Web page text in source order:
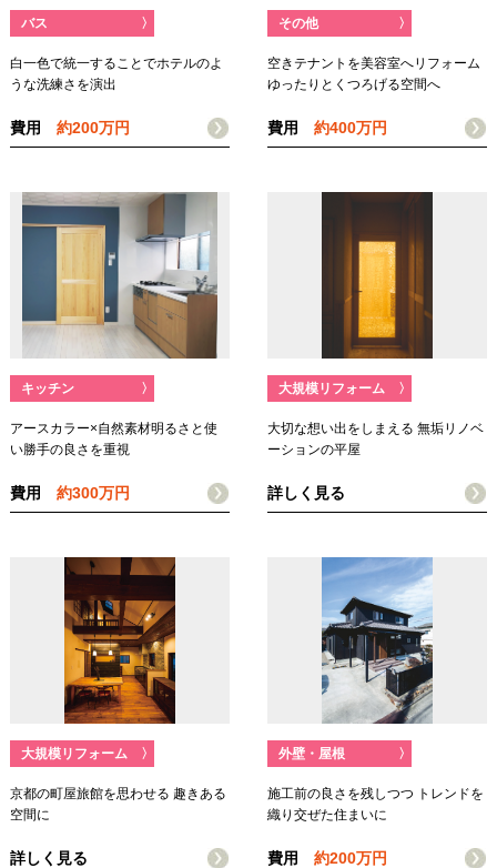
バス 〉
白一色で統一することでホテルのよ
うな洗練さを演出
費用 約200万円
その他 〉
空きテナントを美容室へリフォーム
ゆったりとくつろげる空間へ
費用約400万円
キッチン 〉
アースカラー×自然素材明るさと使
い勝手の良さを重視
費用 約300万円
大規模リフォーム 〉
大切な想い出をしまえる 無垢リノベ
ーションの平屋
詳しく見る
大規模リフォーム 〉
京都の町屋旅館を思わせる 趣きある
空間に
詳しく見る
外壁・屋根 〉
施工前の良さを残しつつ トレンドを
織り交ぜた住まいに
費用約200万円